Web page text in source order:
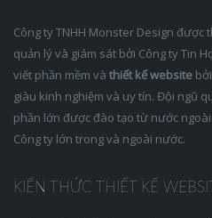
Công ty TNHH Monster Design được
quản lý và giám sát bởi Công ty Tin
viết phần mềm và thiết kế website
giàu kinh nghiệm và uy tín. Đội ngũ
phần lớn được đào tạo từ nước
Công ty lớn trong và ngoài nước.
KIẾN THỨC THIẾT KẾ